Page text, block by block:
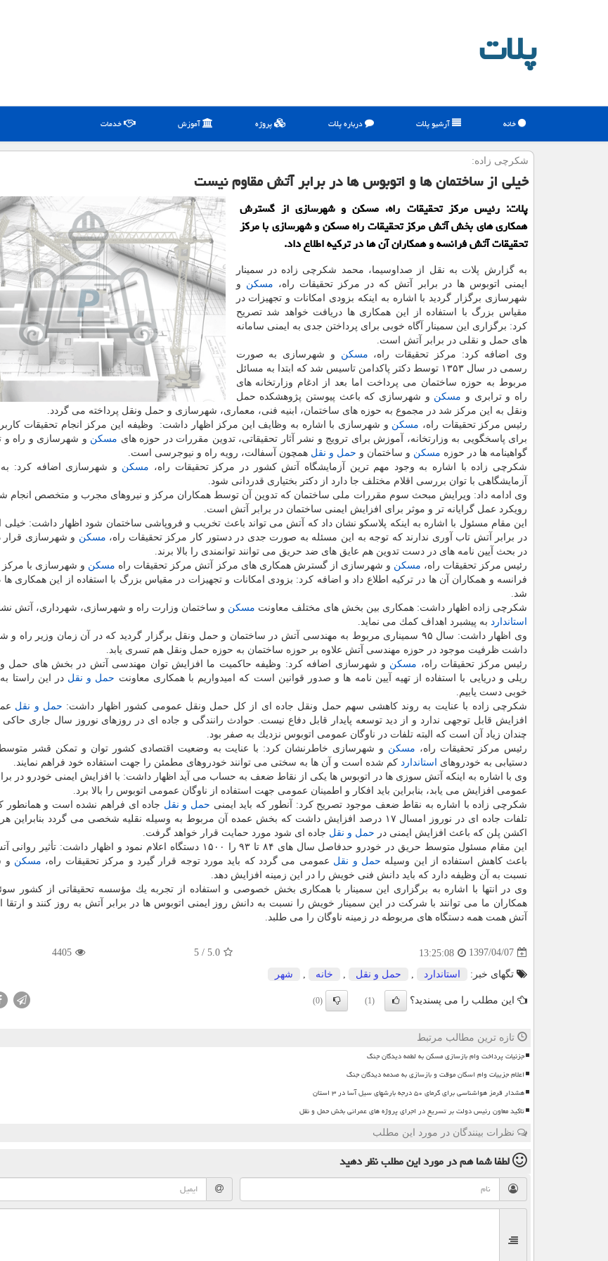
پلات
خانه آرشیو پلات درباره پلات پروژه آموزش خدمات
شكرچی زاده:
خیلی از ساختمان ها و اتوبوس ها در برابر آتش مقاوم نیست
پلات: رئیس مركز تحقیقات راه، مسكن و شهرسازی از گسترش
همكاری های بخش آتش مركز تحقیقات راه مسكن و شهرسازی با مركز
تحقیقات آتش فرانسه و همكاران آن ها در تركیه اطلاع داد.
به گزارش پلات به نقل از صداوسیما، محمد شكرچی زاده در سمینار
ایمنی اتوبوس ها در برابر آتش كه در مركز تحقیقات راه، مسكن و
شهرسازی برگزار گردید با اشاره به اینكه بزودی امكانات و تجهیزات ­در
مقیاس بزرگ­ با استفاده از این همكاری ها دریافت خواهد شد تصریح
كرد: برگزاری این سمینار آگاه خوبی برای پرداختن جدی به ایمنی سامانه
های حمل و نقلی در برابر آتش است.
وی اضافه كرد: مركز تحقیقات راه، مسكن و شهرسازی به صورت
رسمی در سال ۱۳۵۳ توسط دكتر پاكدامن تاسیس شد كه ابتدا به مسائل
مربوط به حوزه ساختمان می پرداخت اما بعد از ادغام وزارتخانه های
راه و ترابری و مسكن و شهرسازی كه باعث پیوستن پژوهشكده حمل
ونقل به این مركز شد در مجموع به حوزه های ساختمان، ابنیه فنی، معماری، شهرسازی و حمل ونقل پرداخته می گردد.
رئیس مركز تحقیقات راه، مسكن و شهرسازی با اشاره به وظایف این مركز اظهار داشت: ­ وظیفه ­این مركز انجام تحقیقات
برای پاسخگویی به وزارتخانه، آموزش برای ترویج و نشر آثار تحقیقاتی، تدوین مقررات در حوزه های مسكن و شهرسازی و راه و
گواهینامه ها در حوزه مسكن و ساختمان و حمل و نقل همچون آسفالت، رویه راه و نیوجرسی است.
شكرچی زاده با اشاره به وجود مهم ترین آزمایشگاه آتش كشور در مركز تحقیقات راه، مسكن و شهرسازی اضافه كرد:
آزمایشگاهی با توان بررسی اقلام مختلف جا دارد از دكتر بختیاری قدردانی شود.
وی ادامه داد: ویرایش مبحث سوم مقررات ملی ساختمان كه تدوین آن توسط همكاران مركز و نیروهای مجرب و متخصص انجام
رویكرد عمل گرایانه تر و موثر برای افزایش ایمنی ساختمان در برابر آتش است.
این مقام مسئول با اشاره به اینكه پلاسكو نشان داد كه آتش می تواند باعث تخریب و فروپاشی ساختمان شود اظهار داشت: خیلی
در برابر آتش تاب آوری ندارند كه توجه به این مسئله به صورت جدی در دستور كار مركز تحقیقات راه، مسكن و شهرسازی قرار
در بحث آیین نامه های در دست تدوین هم عایق های ضد حریق می توانند توانمندی را بالا برند.
رئیس مركز تحقیقات راه، مسكن و شهرسازی از گسترش همكاری های مركز آتش مركز تحقیقات راه مسكن و شهرسازی با مركز
فرانسه و همكاران آن ها در تركیه اطلاع داد و اضافه كرد: بزودی امكانات و تجهیزات در مقیاس بزرگ با استفاده از این همكاری ها
شد.
شكرچی زاده اظهار داشت: همكاری بین بخش های مختلف معاونت مسكن و ساختمان وزارت راه و شهرسازی، شهرداری، آتش
استاندارد به پیشبرد اهداف كمك می نماید.
وی اظهار داشت: سال ۹۵ سمیناری مربوط به مهندسی آتش در ساختمان و حمل ونقل برگزار گردید كه در آن زمان وزیر راه
داشت ظرفیت موجود در حوزه مهندسی آتش علاوه بر حوزه ساختمان به حوزه حمل ونقل هم تسری یابد.
رئیس مركز تحقیقات راه، مسكن و شهرسازی اضافه كرد: وظیفه حاكمیت ما افزایش توان مهندسی آتش در بخش های حمل
ریلی و دریایی با استفاده از تهیه آیین نامه ها و صدور قوانین است كه امیدواریم با همكاری معاونت حمل و نقل در این راستا
خوبی دست یابیم.
شكرچی زاده با عنایت به روند كاهشی سهم حمل ونقل جاده ای از كل حمل ونقل عمومی كشور اظهار داشت: حمل و نقل
افزایش قابل توجهی ندارد و از دید توسعه پایدار قابل دفاع نیست. حوادث رانندگی و جاده ای در روزهای نوروز سال جاری حاكی
چندان زیاد آن است كه البته تلفات در ناوگان عمومی اتوبوس نزدیك به صفر بود.
رئیس مركز تحقیقات راه، مسكن و شهرسازی خاطرنشان كرد: با عنایت به وضعیت اقتصادی كشور توان و تمكن قشر
دستیابی به خودروهای
استاندارد كم شده است و آن ها به سختی می توانند خودروهای مطمئن را جهت استفاده خود فراهم نمایند.
وی با اشاره به اینكه آتش سوزی ها در اتوبوس ها یكی از نقاط ضعف به حساب می آید اظهار داشت: با افزایش ایمنی خودرو در
عمومی افزایش می یابد، بنابراین باید افكار و اطمینان عمومی جهت استفاده از ناوگان عمومی اتوبوس را بالا برد.
شكرچی زاده با اشاره به نقاط ضعف موجود تصریح كرد: آنطور كه باید ایمنی حمل و نقل جاده ای فراهم نشده است و همانطور
تلفات جاده ای در نوروز امسال ۱۷ درصد افزایش داشت كه بخش عمده آن مربوط به وسیله نقلیه شخصی می گردد
اكشن پلن كه باعث افزایش ایمنی در حمل و نقل جاده ای شود مورد حمایت قرار خواهد گرفت.
این مقام مسئول متوسط حریق در خودرو حدفاصل سال های ۸۴ تا ۹۳ را ۱۵۰۰ دستگاه اعلام نمود و اظهار
باعث كاهش استفاده از این وسیله حمل و نقل عمومی می گردد كه باید مورد توجه قرار گیرد و مركز تحقیقات راه، مسكن و
نسبت به آن وظیفه دارد كه باید دانش فنی خویش را در این زمینه افزایش دهد.
وی در انتها با اشاره به برگزاری این سمینار با همكاری بخش خصوصی و استفاده از تجربه یك مؤسسه تحقیقاتی از كشور
همكاران ما می توانند با شركت در این سمینار خویش را نسبت به دانش روز ایمنی اتوبوس ها در برابر آتش به روز كنند و ارتقا
آتش همت همه دستگاه های مربوطه در زمینه ناوگان را می طلبد.
1397/04/07
13:25:08
5.0
/
5
4405
تگهای خبر: استاندارد حمل و نقل خانه شهر
این مطلب را می پسندید؟ (1)
(0)
تازه ترین مطالب مرتبط
جزئیات پرداخت وام بازسازی مسکن به لطمه دیدگان جنگ
اعلام جزییات وام اسکان موقت و بازسازی به صدمه دیدگان جنگ
هشدار قرمز هواشناسی برای گرمای ۵۰ درجه بارشهای سیل آسا در ۳ استان
تاکید معاون رئیس دولت بر تسریع در اجرای پروژه های عمرانی بخش حمل و نقل
نظرات بینندگان در مورد این مطلب
لطفا شما همدر مورد این مطلبنظر دهید